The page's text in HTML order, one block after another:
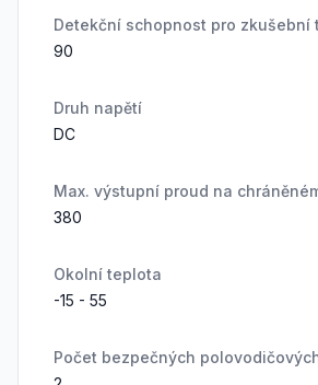
Detekční schopnost pro zkušební
90
Druh napětí
DC
Max. výstupní proud na
380
Okolní teplota
-15 - 55
Počet bezpečných